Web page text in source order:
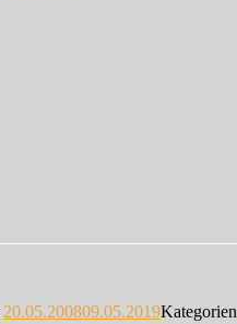
20.05.200809.05.2019Kategorien